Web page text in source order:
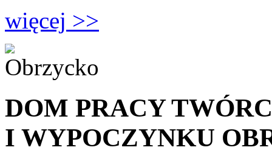
więcej >>
DOM PRACY
I WYPOCZYNKU